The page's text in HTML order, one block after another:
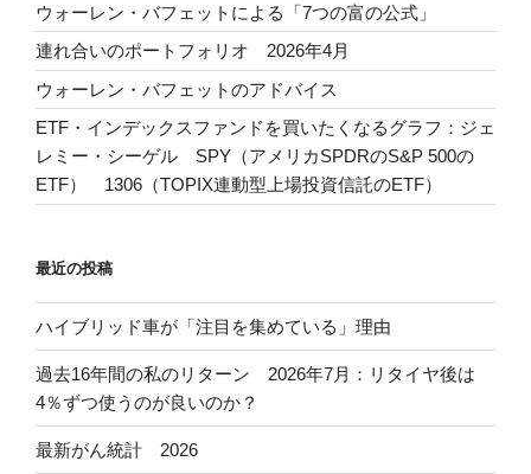
ウォーレン・バフェットによる「7つの富の公式」
連れ合いのポートフォリオ 2026年4月
ウォーレン・バフェットのアドバイス
ETF・インデックスファンドを買いたくなるグラフ：ジェ
レミー・シーゲル SPY（アメリカSPDRのS&P 500の
ETF） 1306（TOPIX連動型上場投資信託のETF）
最近の投稿
ハイブリッド車が「注目を集めている」理由
過去16年間の私のリターン 2026年7月：リタイヤ後は
4％ずつ使うのが良いのか？
最新がん統計 2026